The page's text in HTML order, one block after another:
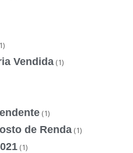
Vendida (1)
(1)
de Renda (1)
(1)